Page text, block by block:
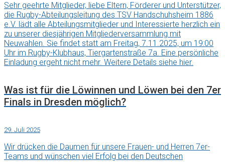
Sehr geehrte Mitglieder, liebe Eltern, Förderer und Unterstützer,
die Rugby-Abteilungsleitung des TSV Handschuhsheim 1886
e.V. lädt alle Abteilungsmitglieder und Interessierte herzlich ein
zu unserer diesjährigen Mitgliederversammlung mit
Neuwahlen. Sie findet statt am Freitag, 7.11.2025, um 19:00
Uhr im Rugby-Klubhaus, Tiergartenstraße 7a. Eine persönliche
Einladung ergeht nicht mehr. Weitere Details siehe hier.
Was ist für die Löwinnen und Löwen bei den 7er
Finals in Dresden möglich?
29. Juli 2025
Wir drücken die Daumen für unsere Frauen- und Herren 7er-
Teams und wünschen viel Erfolg bei den Deutschen